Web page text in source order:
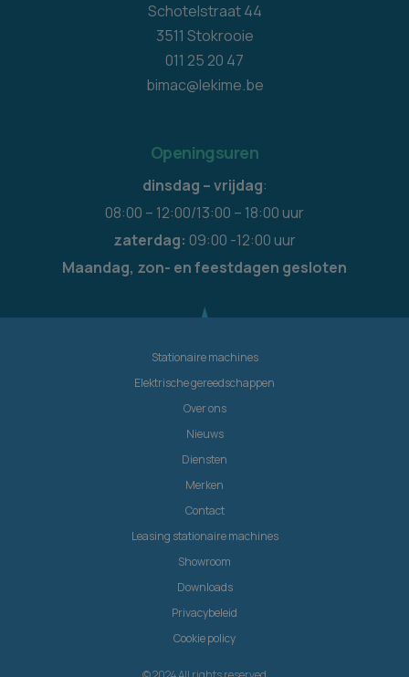
Schotelstraat 44
3511 Stokrooie
011 25 20 47
bimac@lekime.be
Openingsuren
dinsdag – vrijdag:
08:00 – 12:00/13:00 – 18:00 uur
zaterdag: 09:00 -12:00 uur
Maandag, zon- en feestdagen gesloten
Stationaire machines
Elektrische gereedschappen
Over ons
Nieuws
Diensten
Merken
Contact
Leasing stationaire machines
Showroom
Downloads
Privacybeleid
Cookie policy